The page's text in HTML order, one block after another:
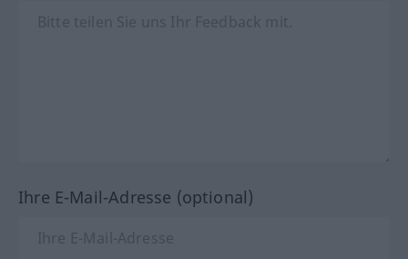
Ihre E-Mail-Adresse (optional)